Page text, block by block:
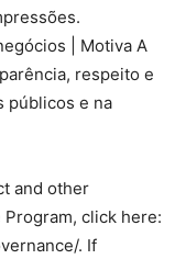
| Motiva A
respeito e
públicos e na
and other
Program, click here:
. If